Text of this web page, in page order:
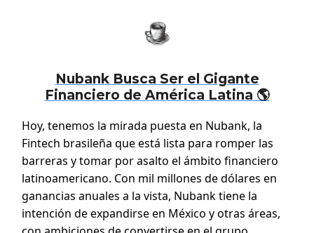
Nubank Busca Ser el Gigante
Financiero de América Latina 🌎
Hoy, tenemos la mirada puesta en Nubank, la
Fintech brasileña que está lista para romper las
barreras y tomar por asalto el ámbito financiero
latinoamericano. Con mil millones de dólares en
ganancias anuales a la vista, Nubank tiene la
intención de expandirse en México y otras áreas,